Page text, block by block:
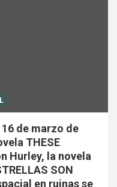
de marzo de
THESE
Hurley, la novela
SON
en ruinas se